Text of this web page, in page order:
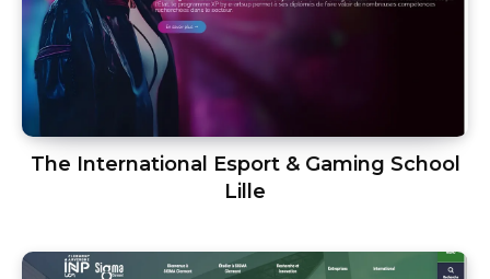
The International Esport & Gaming School
Lille